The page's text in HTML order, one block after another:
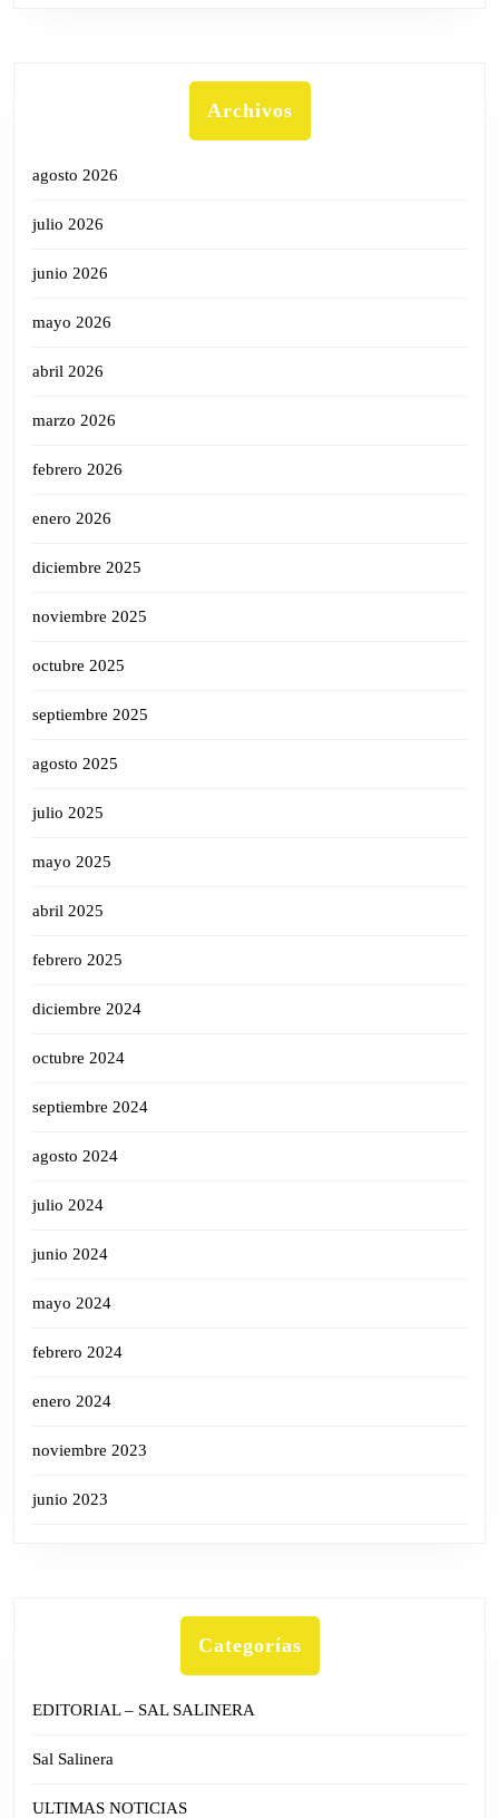
Archivos
agosto 2026
julio 2026
junio 2026
mayo 2026
abril 2026
marzo 2026
febrero 2026
enero 2026
diciembre 2025
noviembre 2025
octubre 2025
septiembre 2025
agosto 2025
julio 2025
mayo 2025
abril 2025
febrero 2025
diciembre 2024
octubre 2024
septiembre 2024
agosto 2024
julio 2024
junio 2024
mayo 2024
febrero 2024
enero 2024
noviembre 2023
junio 2023
Categorías
EDITORIAL – SAL SALINERA
Sal Salinera
ULTIMAS NOTICIAS